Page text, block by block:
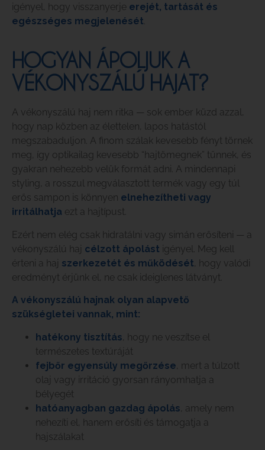
igényel, hogy visszanyerje erejét, tartását és
egészséges megjelenését.
HOGYAN ÁPOLJUK A
VÉKONYSZÁLÚ HAJAT?
A vékonyszálú haj nem ritka — sok ember küzd azzal,
hogy nap közben az élettelen, lapos hatástól
megszabaduljon. A finom szálak kevesebb fényt törnek
meg, így optikailag kevesebb “hajtömegnek” tűnnek, és
gyakran nehezebb velük formát adni. A mindennapi
styling, a rosszul megválasztott termék vagy egy túl
erős sampon is könnyen elnehezítheti vagy
irritálhatja ezt a hajtípust.
Ezért nem elég csak hidratálni vagy simán erősíteni — a
vékonyszálú haj célzott ápolást igényel. Meg kell
érteni a haj szerkezetét és működését , hogy valódi
eredményt érjünk el, ne csak ideiglenes látványt.
A vékonyszálú hajnak olyan alapvető
szükségletei vannak, mint:
hatékony tisztítás , hogy ne veszítse el
természetes textúráját
fejbőr egyensúly megőrzése , mert a túlzott
olaj vagy irritáció gyorsan rányomhatja a
bélyegét
hatóanyagban gazdag ápolás , amely nem
nehezíti el, hanem erősíti és támogatja a
hajszálakat